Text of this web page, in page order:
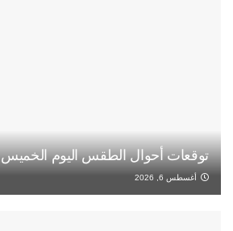
توقعات أحوال الطقس اليوم الخميس
أغسطس 6, 2026